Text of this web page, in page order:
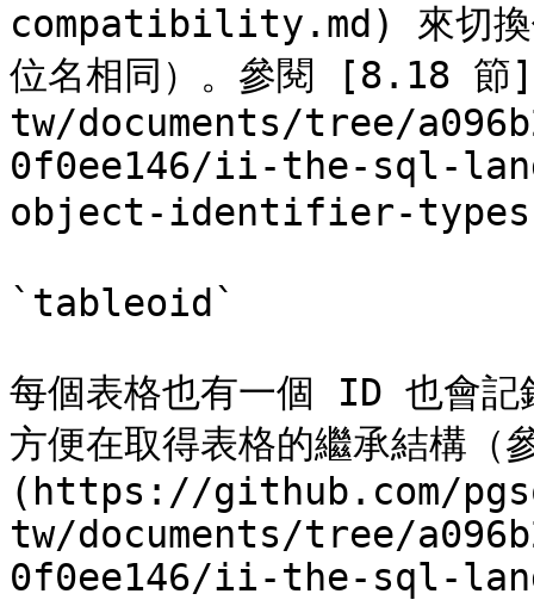
compatibility.md) 來切換
位名相同）。參閱 [8.18
tw/documents/tree/
0f0ee146/ii-the-sql-
object-identifier-
`tableoid`
每個表格也有一個 ID 也會記
方便在取得表格的繼承結構
(https://github.com/
tw/documents/tree/
0f0ee146/ii-the-sql-